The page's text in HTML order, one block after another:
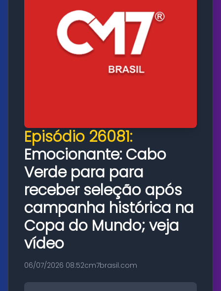
Episódio 26081:
Emocionante: Cabo
Verde para para
receber seleção após
campanha histórica na
Copa do Mundo; veja
vídeo
06/07/2026 08:52cm7brasil.com